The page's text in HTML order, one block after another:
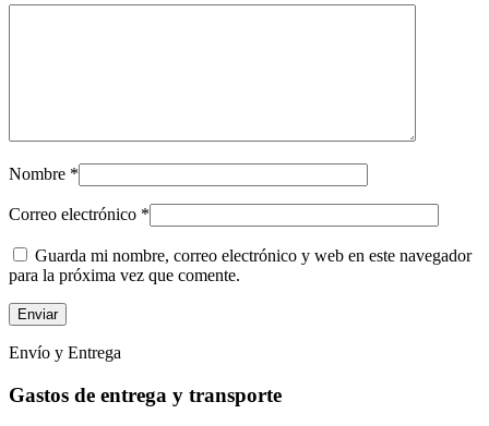
Nombre *
Correo electrónico *
Guarda mi nombre, correo electrónico y web en este navegador
para la próxima vez que comente.
Envío y Entrega
Gastos de entrega y transporte